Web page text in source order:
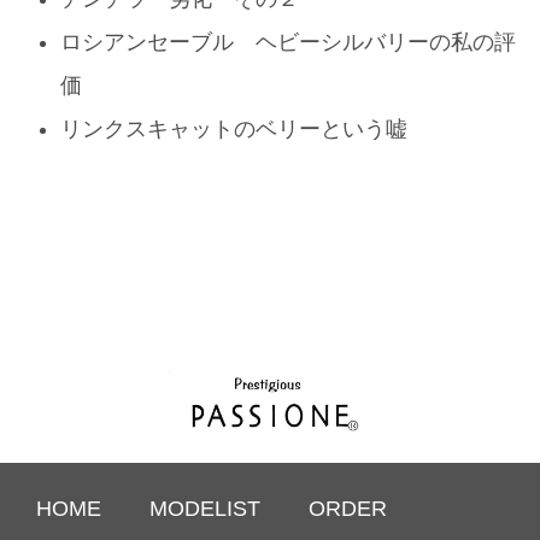
ロシアンセーブル ヘビーシルバリーの私の評
価
リンクスキャットのベリーという嘘
HOME MODELIST ORDER